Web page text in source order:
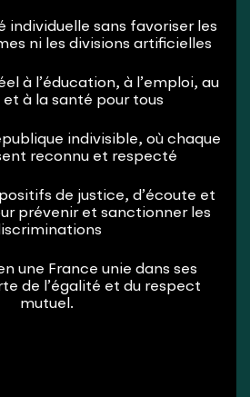
individuelle sans favoriser les
ni les divisions artificielles
à l’éducation, à l’emploi, au
et à la santé pour tous
indivisible, où chaque
reconnu et respecté
de justice, d’écoute et
prévenir et sanctionner les
une France unie dans ses
de l’égalité et du respect
mutuel.